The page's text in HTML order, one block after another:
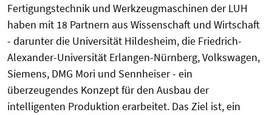
Fertigungstechnik und Werkzeugmaschinen der LUH
haben mit 18 Partnern aus Wissenschaft und Wirtschaft
- darunter die Universität Hildesheim, die Friedrich-
Alexander-Universität Erlangen-Nürnberg, Volkswagen,
Siemens, DMG Mori und Sennheiser - ein
überzeugendes Konzept für den Ausbau der
intelligenten Produktion erarbeitet. Das Ziel ist, ein